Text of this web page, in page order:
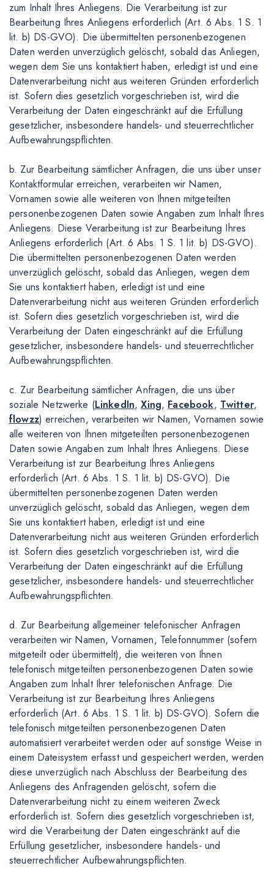
zum Inhalt Ihres Anliegens. Die Verarbeitung ist zur
Bearbeitung Ihres Anliegens erforderlich (Art. 6 Abs. 1 S. 1
lit. b) DS-GVO). Die übermittelten personenbezogenen
Daten werden unverzüglich gelöscht, sobald das Anliegen,
wegen dem Sie uns kontaktiert haben, erledigt ist und eine
Datenverarbeitung nicht aus weiteren Gründen erforderlich
ist. Sofern dies gesetzlich vorgeschrieben ist, wird die
Verarbeitung der Daten eingeschränkt auf die Erfüllung
gesetzlicher, insbesondere handels- und steuerrechtlicher
Aufbewahrungspflichten.
b. Zur Bearbeitung sämtlicher Anfragen, die uns über unser
Kontaktformular erreichen, verarbeiten wir Namen,
Vornamen sowie alle weiteren von Ihnen mitgeteilten
personenbezogenen Daten sowie Angaben zum Inhalt Ihres
Anliegens. Diese Verarbeitung ist zur Bearbeitung Ihres
Anliegens erforderlich (Art. 6 Abs. 1 S. 1 lit. b) DS-GVO).
Die übermittelten personenbezogenen Daten werden
unverzüglich gelöscht, sobald das Anliegen, wegen dem
Sie uns kontaktiert haben, erledigt ist und eine
Datenverarbeitung nicht aus weiteren Gründen erforderlich
ist. Sofern dies gesetzlich vorgeschrieben ist, wird die
Verarbeitung der Daten eingeschränkt auf die Erfüllung
gesetzlicher, insbesondere handels- und steuerrechtlicher
Aufbewahrungspflichten.
c. Zur Bearbeitung sämtlicher Anfragen, die uns über
soziale Netzwerke (LinkedIn,Xing, Facebook, Twitter,
flowzz) erreichen, verarbeiten wir Namen, Vornamen sowie
alle weiteren von Ihnen mitgeteilten personenbezogenen
Daten sowie Angaben zum Inhalt Ihres Anliegens. Diese
Verarbeitung ist zur Bearbeitung Ihres Anliegens
erforderlich (Art. 6 Abs. 1 S. 1 lit. b) DS-GVO). Die
übermittelten personenbezogenen Daten werden
unverzüglich gelöscht, sobald das Anliegen, wegen dem
Sie uns kontaktiert haben, erledigt ist und eine
Datenverarbeitung nicht aus weiteren Gründen erforderlich
ist. Sofern dies gesetzlich vorgeschrieben ist, wird die
Verarbeitung der Daten eingeschränkt auf die Erfüllung
gesetzlicher, insbesondere handels- und steuerrechtlicher
Aufbewahrungspflichten.
d. Zur Bearbeitung allgemeiner telefonischer Anfragen
verarbeiten wir Namen, Vornamen, Telefonnummer (sofern
mitgeteilt oder übermittelt), die weiteren von Ihnen
telefonisch mitgeteilten personenbezogenen Daten sowie
Angaben zum Inhalt Ihrer telefonischen Anfrage. Die
Verarbeitung ist zur Bearbeitung Ihres Anliegens
erforderlich (Art. 6 Abs. 1 S. 1 lit. b) DS-GVO). Sofern die
telefonisch mitgeteilten personenbezogenen Daten
automatisiert verarbeitet werden oder auf sonstige Weise in
einem Dateisystem erfasst und gespeichert werden, werden
diese unverzüglich nach Abschluss der Bearbeitung des
Anliegens des Anfragenden gelöscht, sofern die
Datenverarbeitung nicht zu einem weiteren Zweck
erforderlich ist. Sofern dies gesetzlich vorgeschrieben ist,
wird die Verarbeitung der Daten eingeschränkt auf die
Erfüllung gesetzlicher, insbesondere handels- und
steuerrechtlicher Aufbewahrungspflichten.